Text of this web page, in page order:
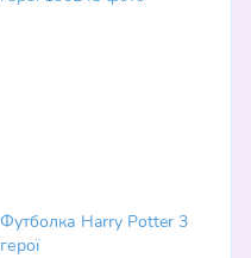
Футболка Harry Potter 3
герої